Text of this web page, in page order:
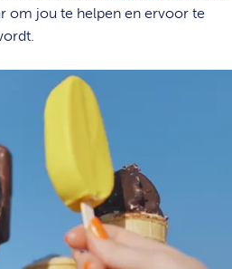
om jou te helpen en ervoor te